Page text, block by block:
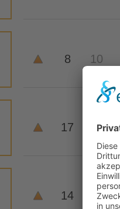
8 10
17 80
14 55